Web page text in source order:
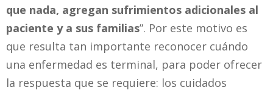
que nada, agregan sufrimientos adicionales al
paciente y a sus familias”. Por este motivo es
que resulta tan importante reconocer cuándo
una enfermedad es terminal, para poder ofrecer
la respuesta que se requiere: los cuidados